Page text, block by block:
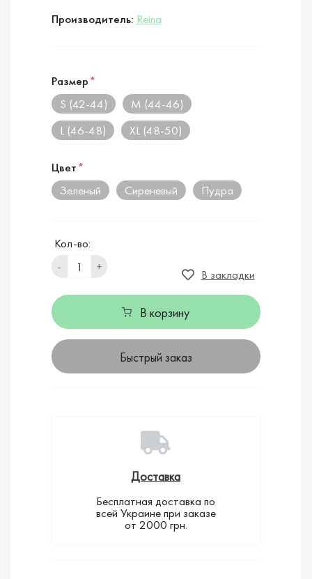
Производитель: Reina
Размер*
S (42-44)
M (44-46)
L (46-48)
XL (48-50)
Цвет*
Зеленый
Сиреневый Пудра
Кол-во:
-
+
В закладки
В корзину
Быстрый заказ
Доставка
Бесплатная доставка по
всей Украине при заказе
от 2000 грн.